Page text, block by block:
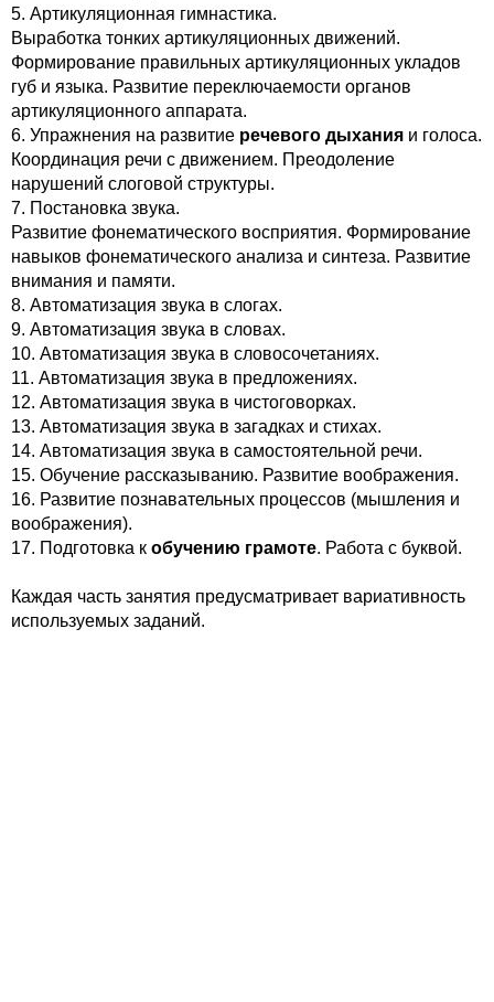
5. Артикуляционная гимнастика.
Выработка тонких артикуляционных движений.
Формирование правильных артикуляционных укладов
губ и языка. Развитие переключаемости органов
артикуляционного аппарата.
6. Упражнения на развитие речевого дыхания и голоса.
Координация речи с движением. Преодоление
нарушений слоговой структуры.
7. Постановка звука.
Развитие фонематического восприятия. Формирование
навыков фонематического анализа и синтеза. Развитие
внимания и памяти.
8. Автоматизация звука в слогах.
9. Автоматизация звука в словах.
10. Автоматизация звука в словосочетаниях.
11. Автоматизация звука в предложениях.
12. Автоматизация звука в чистоговорках.
13. Автоматизация звука в загадках и стихах.
14. Автоматизация звука в самостоятельной речи.
15. Обучение рассказыванию. Развитие воображения.
16. Развитие познавательных процессов (мышления и
воображения).
17. Подготовка к обучению грамоте. Работа с буквой.
Каждая часть занятия предусматривает вариативность
используемых заданий.